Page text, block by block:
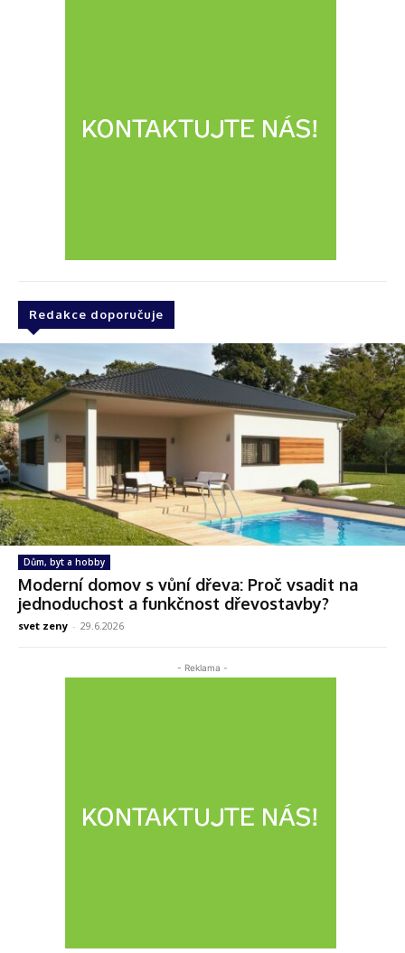
Redakce doporučuje
Dům, byt a hobby
Moderní domov s vůní dřeva: Proč vsadit na
jednoduchost a funkčnost dřevostavby?
svet zeny - 29.6.2026
- Reklama -